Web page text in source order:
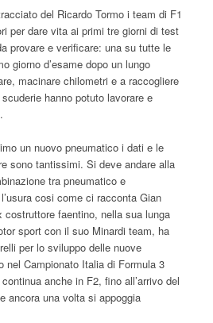
del Ricardo Tormo i team di F1
per dare vita ai primi tre giorni di test
provare e verificare: una su tutte le
giorno d’esame dopo un lungo
macinare chilometri e a raccogliere
hanno potuto lavorare e
un nuovo pneumatico i dati e le
sono tantissimi. Si deve andare alla
tra pneumatico e
cosi come ci racconta Gian
costruttore faentino, nella sua lunga
sport con il suo Minardi team, ha
per lo sviluppo delle nuove
nel Campionato Italia di Formula 3
anche in F2, fino all’arrivo del
ancora una volta si appoggia